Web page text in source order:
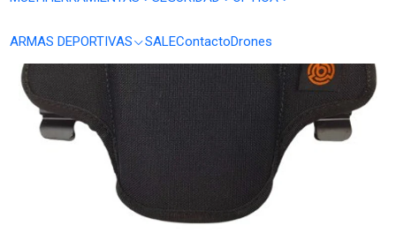
ARMAS DEPORTIVAS SALEContactoDrones